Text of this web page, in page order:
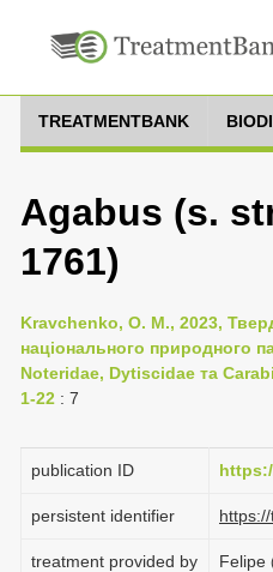
TREATMENTBANK
Agabus (s.
1761)
Kravchenko, O. M., 2023,
національного природного
Noteridae, Dytiscidae та
1-22 : 7
publication ID
persistent identifier
treatment provided by Felipe